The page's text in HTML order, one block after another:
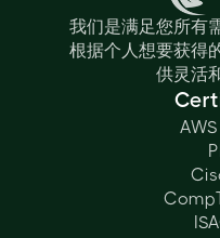
我们是满足您所有
根据个人想要获得
供灵活